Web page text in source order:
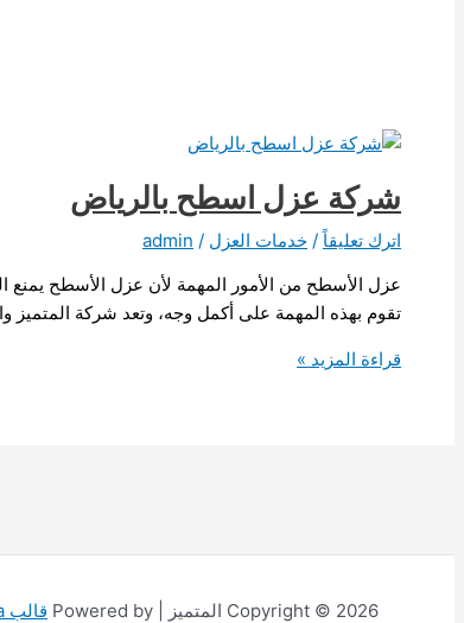
شركة عزل اسطح بالرياض
اترك تعليقاً / خدمات العزل /
admin
عزل الأسطح من الأمور المهمة لأن عزل الأسطح
تقوم بهذه المهمة على أكمل وجه، وتعد شركة
شركة
قراءة المزيد »
Copyright © 2026 المتميز | Powered by قالب Astra للووردبريس